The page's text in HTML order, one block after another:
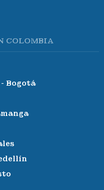
COLOMBIA
Bogotá